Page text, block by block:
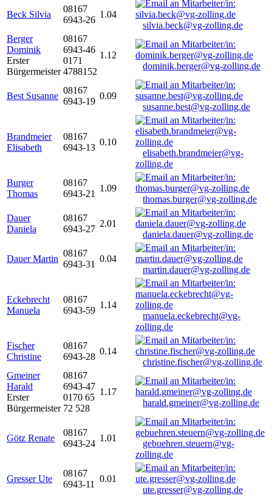
Beck Silvia
08167
6943-26
1.04
silvia.beck@vg-zolling.de
Berger
Dominik
Erster
Bürgermeister
08167
6943-46
0171
4788152
1.12
dominik.berger@vg-zolling.de
Best Susanne
08167
6943-19
0.09
susanne.best@vg-zolling.de
Brandmeier
Elisabeth
08167
6943-13
0.10
elisabeth.brandmeier@vg-
zolling.de
Burger
Thomas
08167
6943-21
1.09
thomas.burger@vg-zolling.de
Dauer
Daniela
08167
6943-27
2.01
daniela.dauer@vg-zolling.de
Dauer Martin
08167
6943-31
0.04
martin.dauer@vg-zolling.de
Eckebrecht
Manuela
08167
6943-59
1.14
manuela.eckebrecht@vg-
zolling.de
Fischer
Christine
08167
6943-28
0.14
christine.fischer@vg-zolling.de
Gmeiner
Harald
Erster
Bürgermeister
08167
6943-47
0170 65
72 528
1.17
harald.gmeiner@vg-zolling.de
Götz Renate
08167
6943-24
1.01
gebuehren.steuern@vg-
zolling.de
Gresser Ute
08167
6943-11
0.01
ute.gresser@vg-zolling.de